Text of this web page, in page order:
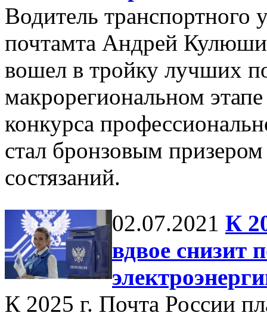
Водитель транспортного
почтамта Андрей
вошел в тройку лучших
макрорегиональном
конкурса
стал бронзовым призером
состязаний.
02.07.2021 К
вдвое снизит
К 2025 г. Почта России